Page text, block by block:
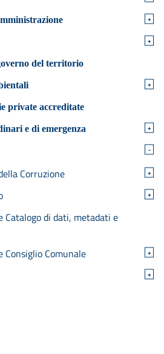
+
+
del territorio
+
private accreditate
e di emergenza +
-
Corruzione +
+
Catalogo di dati, metadati e
Consiglio Comunale
+
+